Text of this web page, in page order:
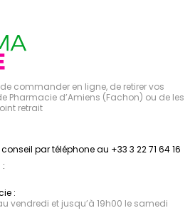
commander en ligne, de retirer vos
Pharmacie d’Amiens (Fachon) ou de les
retrait
par téléphone au +33 3 22 71 64 16
:
vendredi et jusqu’à 19h00 le samedi